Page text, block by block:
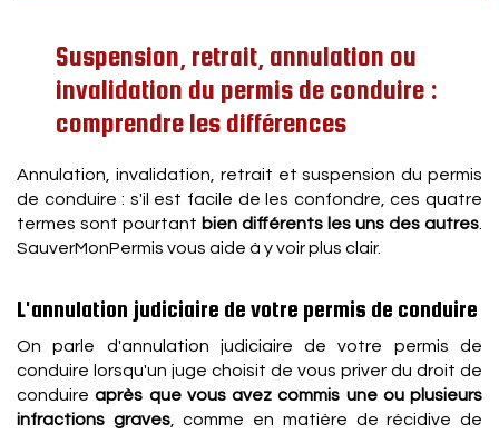
Suspension, retrait, annulation ou
invalidation du permis de conduire :
comprendre les différences
Annulation, invalidation, retrait et suspension du permis
de conduire : s'il est facile de les confondre, ces quatre
termes sont pourtant bien différents les uns des autres
SauverMonPermis vous aide à y voir plus clair.
L'annulation judiciaire de votre permis de conduire
On parle d'annulation judiciaire de votre permis de
conduire lorsqu'un juge choisit de vous priver du droit de
conduireaprès que vous avez commis une ou plusieurs
infractions graves, comme en matière de récidive de